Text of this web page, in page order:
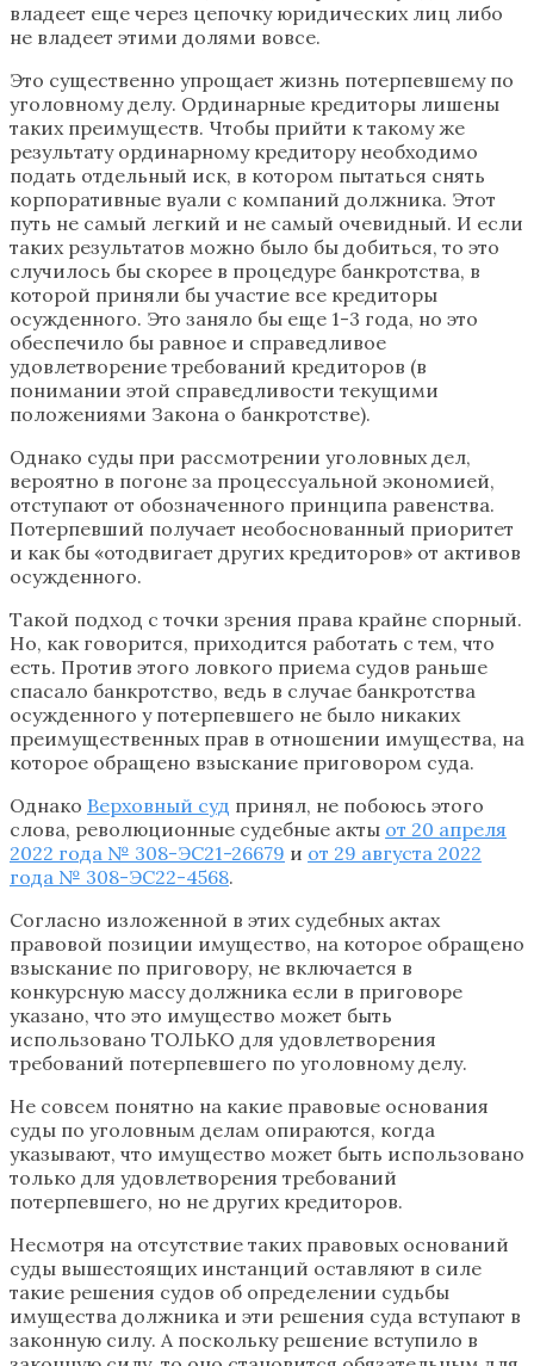
владеет еще через цепочку юридических лиц либо
не владеет этими долями вовсе.
Это существенно упрощает жизнь потерпевшему по
уголовному делу. Ординарные кредиторы лишены
таких преимуществ. Чтобы прийти к такому же
результату ординарному кредитору необходимо
подать отдельный иск, в котором пытаться снять
корпоративные вуали с компаний должника. Этот
путь не самый легкий и не самый очевидный. И если
таких результатов можно было бы добиться, то это
случилось бы скорее в процедуре банкротства, в
которой приняли бы участие все кредиторы
осужденного. Это заняло бы еще 1-3 года, но это
обеспечило бы равное и справедливое
удовлетворение требований кредиторов (в
понимании этой справедливости текущими
положениями Закона о банкротстве).
Однако суды при рассмотрении уголовных дел,
вероятно в погоне за процессуальной экономией,
отступают от обозначенного принципа равенства.
Потерпевший получает необоснованный приоритет
и как бы «отодвигает других кредиторов» от активов
осужденного.
Такой подход с точки зрения права крайне спорный.
Но, как говорится, приходится работать с тем, что
есть. Против этого ловкого приема судов раньше
спасало банкротство, ведь в случае банкротства
осужденного у потерпевшего не было никаких
преимущественных прав в отношении имущества, на
которое обращено взыскание приговором суда.
Однако Верховный суд принял, не побоюсь этого
слова, революционные судебные акты от 20 апреля
2022 года № 308-ЭС21-26679 и от 29 августа 2022
года № 308-ЭС22-4568.
Согласно изложенной в этих судебных актах
правовой позиции имущество, на которое обращено
взыскание по приговору, не включается в
конкурсную массу должника если в приговоре
указано, что это имущество может быть
использовано ТОЛЬКО для удовлетворения
требований потерпевшего по уголовному делу.
Не совсем понятно на какие правовые основания
суды по уголовным делам опираются, когда
указывают, что имущество может быть использовано
только для удовлетворения требований
потерпевшего, но не других кредиторов.
Несмотря на отсутствие таких правовых оснований
суды вышестоящих инстанций оставляют в силе
такие решения судов об определении судьбы
имущества должника и эти решения суда вступают в
законную силу. А поскольку решение вступило в